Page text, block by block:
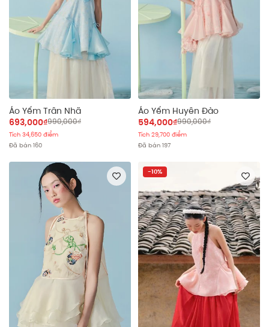
Áo Yếm Trân Nhã
693,000₫990,000₫
Tích 34,650 điểm
Đã bán 160
Áo Yếm Huyên Đào
594,000₫990,000₫
Tích 29,700 điểm
Đã bán 197
-10%